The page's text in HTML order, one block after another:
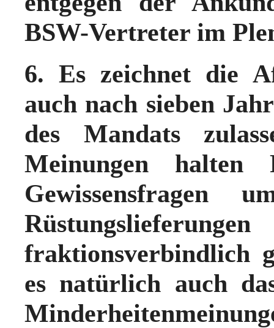
BSW-Vertreter im
6. Es zeichnet die
auch nach sieben
des Mandats
Meinungen
Gewissensfragen
fraktionsverbindlich
es natürlich auch